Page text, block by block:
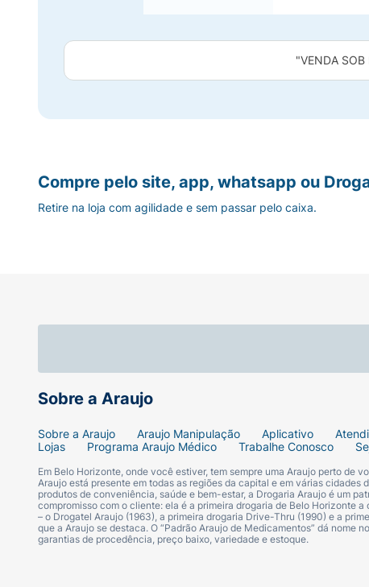
"VENDA SOB
Sobre a Araujo
Sobre a Araujo Araujo Manipulação Aplicativo
Lojas
Programa Araujo Médico Trabalhe Conosco
Em Belo Horizonte, onde você estiver, tem sempre uma Araujo perto de
Araujo está presente em todas as regiões da capital e em várias
produtos de conveniência, saúde e bem-estar, a Drogaria Araujo é um
compromisso com o cliente: ela é a primeira drogaria de Belo Horizonte
– o Drogatel Araujo (1963), a primeira drogaria Drive-Thru (1990) e a
que a Araujo se destaca. O “Padrão Araujo de Medicamentos” dá
garantias de procedência, preço baixo, variedade e estoque.
Compre pelo site, app, whatsapp ou
Retire na loja com agilidade e sem passar pelo caixa.